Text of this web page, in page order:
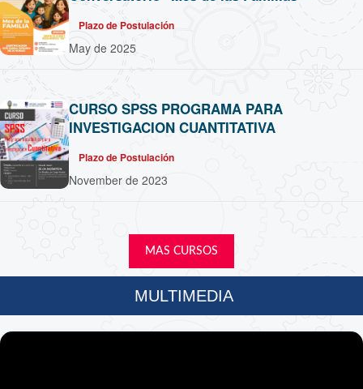
Plazo de Postulación
May de 2025
CURSO SPSS PROGRAMA PARA
INVESTIGACION CUANTITATIVA
Plazo de Postulación
November de 2023
MAS CURSOS
MULTIMEDIA